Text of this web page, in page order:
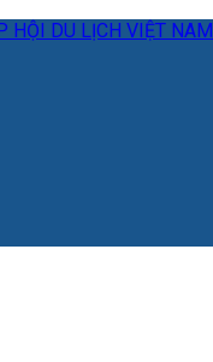
HỘI DU LỊCH VIỆT NAM